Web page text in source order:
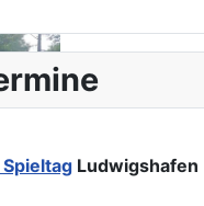
Ludwigshafen